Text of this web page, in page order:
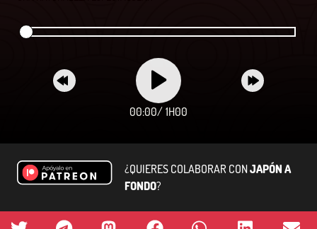
00:00/ 1H00
¿QUIERES COLABORAR CONJAPÓN A
FONDO?